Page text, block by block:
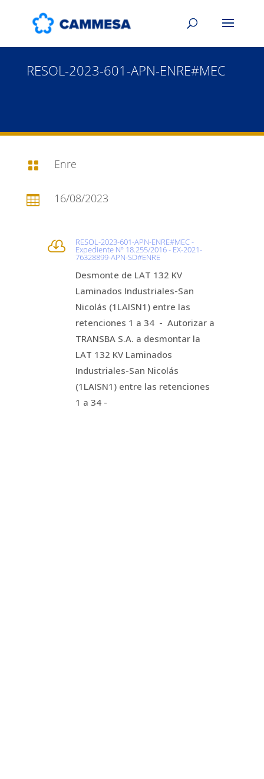
RESOL-2023-601-APN-ENRE#MEC
 Enre
 16/08/2023
 RESOL-2023-601-APN-ENRE#MEC -
Expediente Nº 18.255/2016 - EX-2021-
76328899-APN-SD#ENRE
Desmonte de LAT 132 KV
Laminados Industriales-San
Nicolás (1LAISN1) entre las
retenciones 1 a 34 - Autorizar a
TRANSBA S.A. a desmontar la
LAT 132 KV Laminados
Industriales-San Nicolás
(1LAISN1) entre las retenciones
1 a 34 -